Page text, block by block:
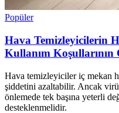
Popüler
Hava Temizleyicilerin
Kullanım Koşullarının
Hava temizleyiciler iç mekan
şiddetini azaltabilir. Ancak
önlemede tek başına yeterli
desteklenmelidir.